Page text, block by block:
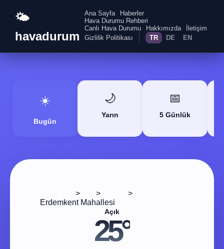
🌤️
havadurum
Ana Sayfa
Haberler
Hava Durumu Rehberi
Canlı Hava Durumu
Hakkımızda
İletişim
Gizlilik Politikası
TR DE EN
☀️
Bugün
🌙
Yarın
📅
5 Günlük
> >
>
Erdemkent Mahallesi
Açık
25°